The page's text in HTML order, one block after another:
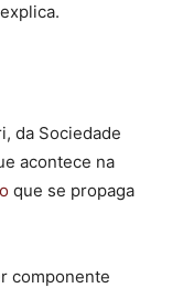
explica.
da Sociedade
acontece na
que se propaga
componente